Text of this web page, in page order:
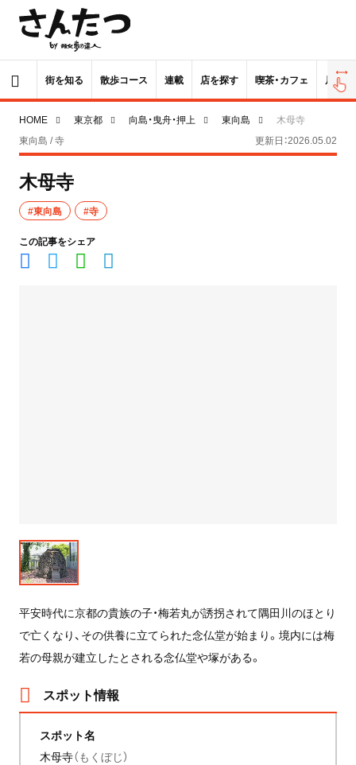
街を知る 散歩コース 連載 店を探す 喫茶・カフェ 居酒屋
HOME 東京都 向島・曳舟・押上 東向島
木母寺
東向島 / 寺
更新日：2026.05.02
木母寺
#東向島 #寺
この記事をシェア
平安時代に京都の貴族の子・梅若丸が誘拐されて隅田川のほとり
で亡くなり、その供養に立てられた念仏堂が始まり。境内には梅
若の母親が建立したとされる念仏堂や塚がある。
スポット情報
スポット名
木母寺（もくぼじ）